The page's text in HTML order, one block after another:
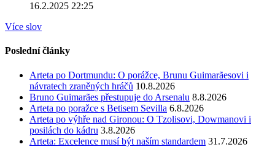
16.2.2025 22:25
Více slov
Poslední články
Arteta po Dortmundu: O porážce, Brunu Guimarãesovi i
návratech zraněných hráčů 10.8.2026
Bruno Guimarães přestupuje do Arsenalu 8.8.2026
Arteta po poražce s Betisem Sevilla 6.8.2026
Arteta po výhře nad Gironou: O Tzolisovi, Dowmanovi i
posilách do kádru 3.8.2026
Arteta: Excelence musí být naším standardem 31.7.2026